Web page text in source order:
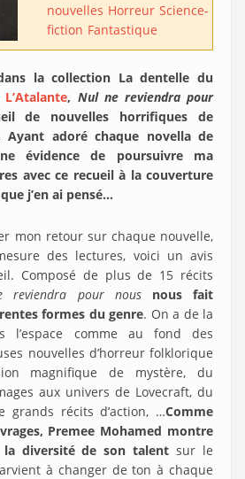
nouvelles Horreur Science-
fiction Fantastique
la collection La dentelle du
, Nul ne reviendra pour
de nouvelles horrifiques de
Ayant adoré chaque novella de
évidence de poursuivre ma
avec ce recueil à la couverture
j’en ai pensé…
mon retour sur chaque nouvelle,
des lectures, voici un avis
Composé de plus de 15 récits
reviendra pour nous
nous fait
formes du genre. On a de la
l’espace comme au fond des
nouvelles d’horreur folklorique
magnifique de mystère, du
aux univers de Lovecraft, du
grands récits d’action, …Comme
Premee Mohamed montre
la diversité de son talent sur le
à changer de ton à chaque